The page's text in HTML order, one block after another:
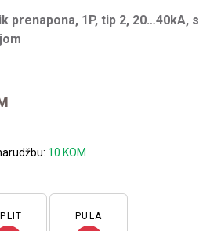
prenapona, 1P, tip 2, 20…40kA, s
10 KOM
PULA